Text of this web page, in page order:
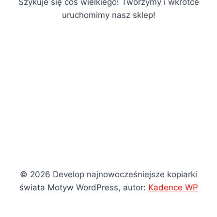
uruchomimy nasz sklep!
© 2026 Develop najnowocześniejsze kopiarki
świata Motyw WordPress, autor: Kadence WP